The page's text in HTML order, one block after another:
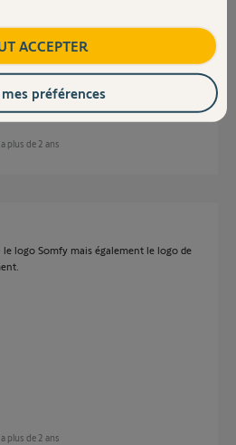
ou il y a une logo d'une marque
a plus de 2 ans
logo Somfy mais également le logo de
a plus de 2 ans
ACCEPTER
préférences